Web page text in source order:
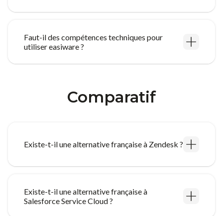
Faut-il des compétences techniques pour
utiliser easiware ?
Comparatif
Existe-t-il une alternative française à Zendesk ?
Existe-t-il une alternative française à
Salesforce Service Cloud ?